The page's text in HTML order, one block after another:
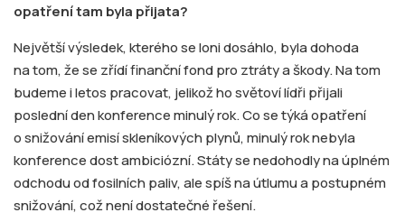
opatření tam byla přijata?
Největší výsledek, kterého se loni dosáhlo, byla dohoda
na tom, že se zřídí finanční fond pro ztráty a škody. Na tom
budeme i letos pracovat, jelikož ho světoví lídři přijali
poslední den konference minulý rok. Co se týká opatření
o snižování emisí skleníkových plynů, minulý rok nebyla
konference dost ambiciózní. Státy se nedohodly na úplném
odchodu od fosilních paliv, ale spíš na útlumu a postupném
snižování, což není dostatečné řešení.